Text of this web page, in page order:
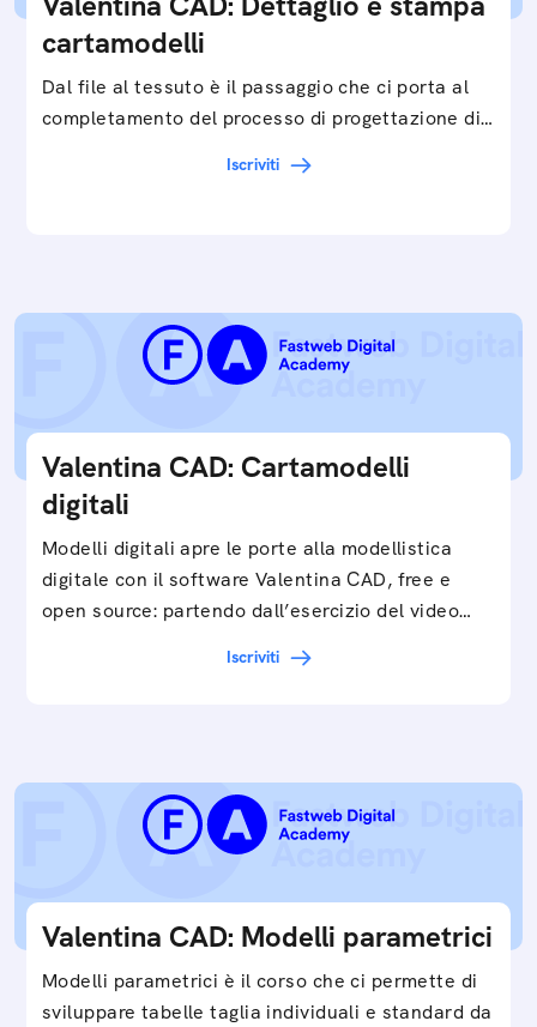
cartamodelli
Dal file al tessuto è il passaggio che ci porta al
completamento del processo di progettazione di
Iscriviti
Valentina CAD: Cartamodelli
digitali
Modelli digitali apre le porte alla modellistica
digitale con il software Valentina CAD, free e
open source: partendo dall’esercizio del video…
Iscriviti
Valentina CAD: Modelli parametrici
Modelli parametrici è il corso che ci permette di
sviluppare tabelle taglia individuali e standard da